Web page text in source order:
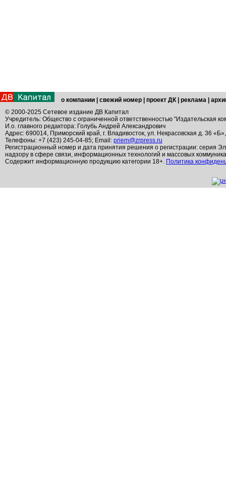
о компании свежий номер проект ДК реклама
© 2000-2025 Сетевое издание ДВ Капитал
Учредитель: Общество с ограниченной ответственностью "Издательская
И.о. главного редактора: Голубь Андрей Александрович
Адрес: 690014, Приморский край, г. Владивосток, ул. Некрасовская д. 36
Телефоны: +7 (423) 245-04-85; Email: priem@zrpress.ru
Регистрационный номер и дата принятия решения о регистрации: серия
надзору в сфере связи, информационных технологий и массовых
Содержит информационную продукцию категории 18+. Политика